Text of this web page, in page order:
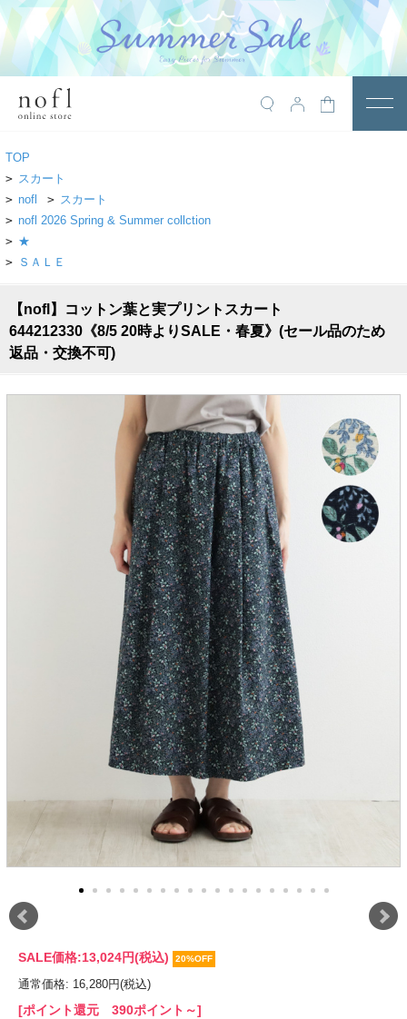
￥10,800税込以上で送料無料
アウター
パンツ
スカート
服飾雑貨
全てのアイテム
SALE ITEM
福袋
ブランド
マイページ
お買い物カゴ
配送遅延情報
ご利用について
実店舗のご案内
FOLLOW US ON
LINE@お友だち登録で
TOP
> スカート
> nofl > スカート
> nofl 2026 Spring & Summer collction
> ★
>
ＳＡＬＥ
【nofl】コットン葉と実プリントスカート
644212330《8/5 20時よりSALE・春夏》(セール品のため
返品・交換不可)
SALE価格:13,024円(税込) 20%OFF
通常価格: 16,280円(税込)
[ポイント還元 390ポイント～]